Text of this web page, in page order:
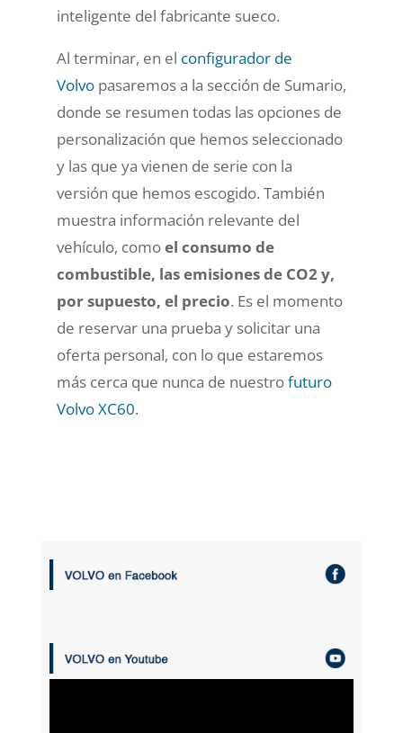
inteligente del fabricante sueco.
Al terminar, en el configurador de
Volvopasaremos a la sección de Sumario,
donde se resumen todas las opciones de
personalización que hemos seleccionado
y las que ya vienen de serie con la
versión que hemos escogido. También
muestra información relevante del
vehículo, comoel consumo de
combustible, las emisiones de CO2 y,
por supuesto, el precio. Es el momento
de reservar una prueba y solicitar una
oferta personal, con lo que estaremos
más cerca que nunca de nuestrofuturo
Volvo XC60.